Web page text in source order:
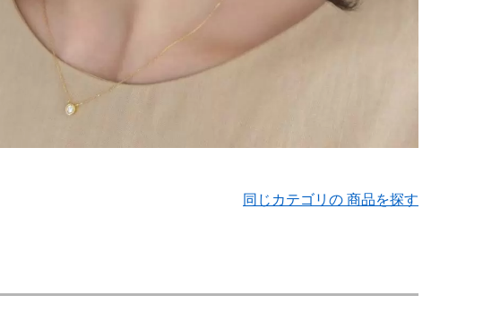
同じカテゴリの 商品を探す